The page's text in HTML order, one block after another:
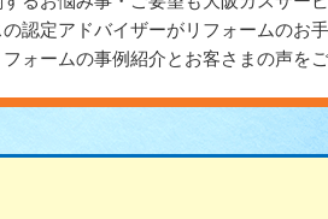
認定アドバイザーがリフォームのお
ォームの事例紹介とお客さまの声をご